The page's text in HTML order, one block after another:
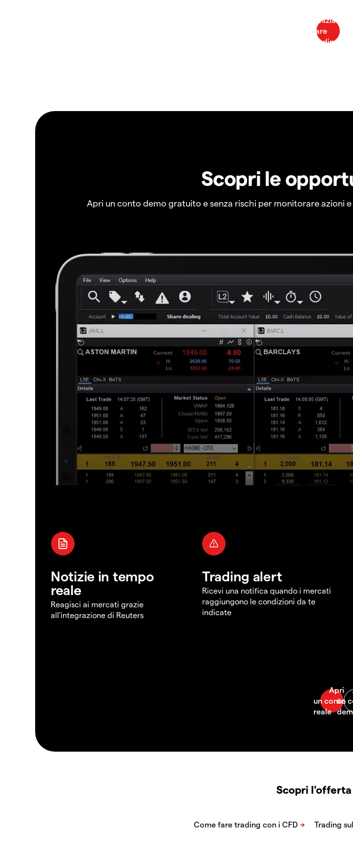
Scopri le
Apri un conto demo gratuito e senza rischi per monitorare azioni
Notizie in tempo
reale
Reagisci ai mercati grazie
all'integrazione di Reuters
Trading alert
Ricevi una notifica quando i mercati
raggiungono le condizioni da te
indicate
Scopri l'offerta